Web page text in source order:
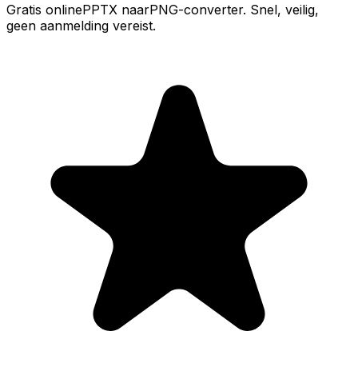
Gratis onlinePPTX naarPNG-converter. Snel, veilig,
geen aanmelding vereist.